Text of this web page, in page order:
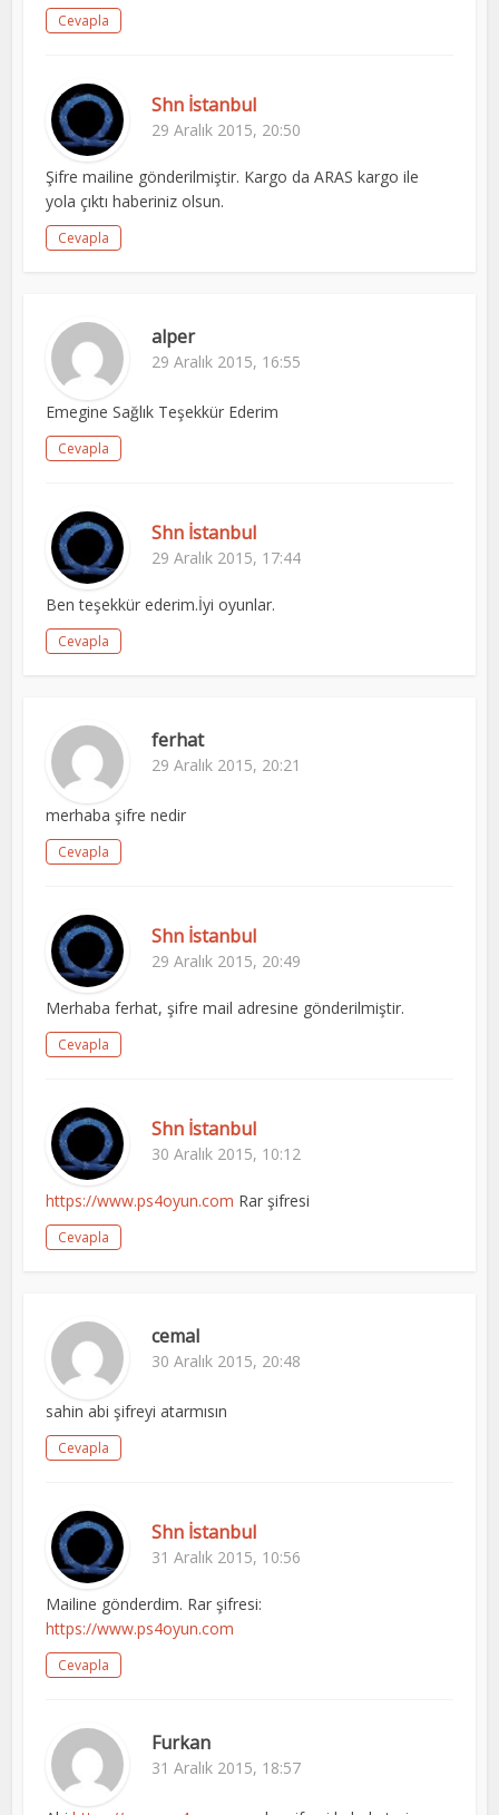
Cevapla
Shn İstanbul
29 Aralık 2015, 20:50
Şifre mailine gönderilmiştir. Kargo da ARAS kargo ile
yola çıktı haberiniz olsun.
Cevapla
alper
29 Aralık 2015, 16:55
Emegine Sağlık Teşekkür Ederim
Cevapla
Shn İstanbul
29 Aralık 2015, 17:44
Ben teşekkür ederim.İyi oyunlar.
Cevapla
ferhat
29 Aralık 2015, 20:21
merhaba şifre nedir
Cevapla
Shn İstanbul
29 Aralık 2015, 20:49
Merhaba ferhat, şifre mail adresine gönderilmiştir.
Cevapla
Shn İstanbul
30 Aralık 2015, 10:12
https://www.ps4oyun.com Rar şifresi
Cevapla
cemal
30 Aralık 2015, 20:48
sahin abi şifreyi atarmısın
Cevapla
Shn İstanbul
31 Aralık 2015, 10:56
Mailine gönderdim. Rar şifresi:
https://www.ps4oyun.com
Cevapla
Furkan
31 Aralık 2015, 18:57